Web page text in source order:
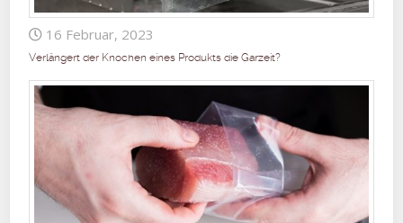
16 Februar, 2023
Verlängert der Knochen eines Produkts die Garzeit?